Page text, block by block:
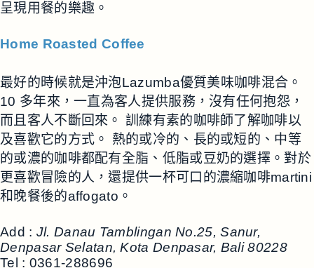
呈現用餐的樂趣。
Home Roasted Coffee
最好的時候就是沖泡Lazumba優質美味咖啡混合。
10 多年來，一直為客人提供服務，沒有任何抱怨，
而且客人不斷回來。 訓練有素的咖啡師了解咖啡以
及喜歡它的方式。 熱的或冷的、長的或短的、中等
的或濃的咖啡都配有全脂、低脂或豆奶的選擇。對於
更喜歡冒險的人，還提供一杯可口的濃縮咖啡martini
和晚餐後的affogato。
Add : Jl. Danau Tamblingan No.25, Sanur,
Denpasar Selatan, Kota Denpasar, Bali 80228
Tel : 0361-288696